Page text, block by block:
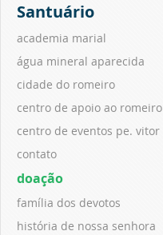
Santuário
academia marial
água mineral aparecida
cidade do romeiro
centro de apoio ao romeiro
centro de eventos pe. vitor
contato
doação
família dos devotos
história de nossa senhora